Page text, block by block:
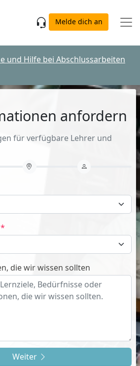
Melde dich an
und Hilfe bei Abschlussarbeiten
anfordern
für verfügbare Lehrer und
die wir wissen sollten
Weiter